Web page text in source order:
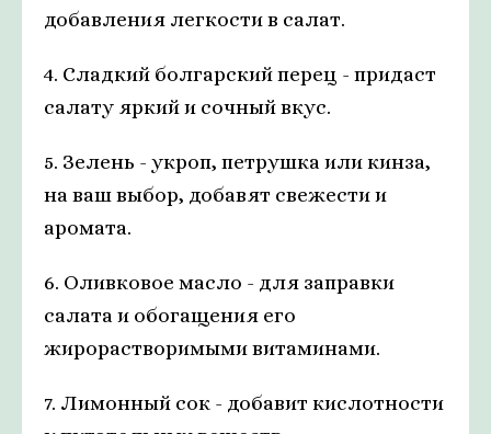
добавления легкости в салат.
4. Сладкий болгарский перец - придаст
салату яркий и сочный вкус.
5. Зелень - укроп, петрушка или кинза,
на ваш выбор, добавят свежести и
аромата.
6. Оливковое масло - для заправки
салата и обогащения его
жирорастворимыми витаминами.
7. Лимонный сок - добавит кислотности